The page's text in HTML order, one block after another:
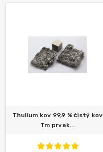
Thulium kov 99,9 % čistý kov
Tm prvek...